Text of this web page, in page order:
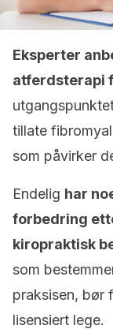
Eksperter
atferdsterapi
tillate
som påvirker
Endelig har
forbedring
kiropraktisk
som
praksisen, bør
lisensiert lege.